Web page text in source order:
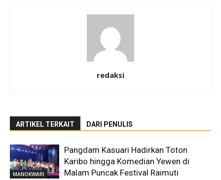
redaksi
ARTIKEL TERKAIT DARI PENULIS
MANOKWARI
Pangdam Kasuari Hadirkan Toton
Karibo hingga Komedian Yewen di
Malam Puncak Festival Raimuti